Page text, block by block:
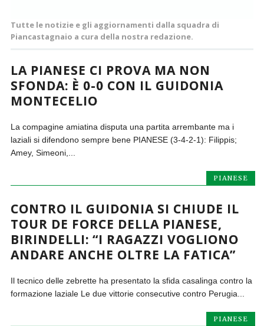
Tutte le notizie e gli aggiornamenti dalla squadra di
Piancastagnaio a cura della nostra redazione.
LA PIANESE CI PROVA MA NON
SFONDA: È 0-0 CON IL GUIDONIA
MONTECELIO
La compagine amiatina disputa una partita arrembante ma i
laziali si difendono sempre bene PIANESE (3-4-2-1): Filippis;
Amey, Simeoni,...
PIANESE
CONTRO IL GUIDONIA SI CHIUDE IL
TOUR DE FORCE DELLA PIANESE,
BIRINDELLI: “I RAGAZZI VOGLIONO
ANDARE ANCHE OLTRE LA FATICA”
Il tecnico delle zebrette ha presentato la sfida casalinga contro la
formazione laziale Le due vittorie consecutive contro Perugia...
PIANESE